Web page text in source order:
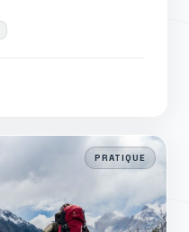
PRATIQUE